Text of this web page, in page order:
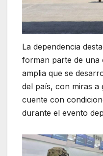
La dependencia
forman parte de una
amplia que se
del país, con miras a
cuente con
durante el evento